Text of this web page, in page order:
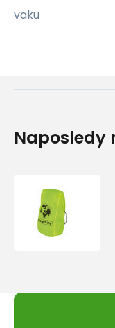
vaku
Naposledy